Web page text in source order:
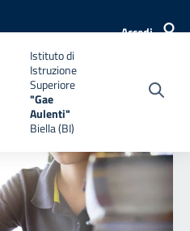
Accedi
Istituto di
Istruzione
Superiore
"Gae
Aulenti"
Biella (BI)